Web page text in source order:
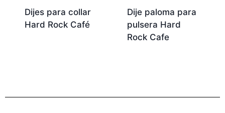
Dijes para collar
Hard Rock Café
Dije paloma para
pulsera Hard
Rock Cafe